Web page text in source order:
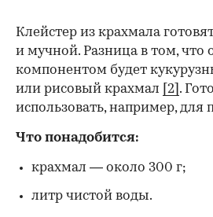
Клейстер из крахмала
и мучной. Разница в том, что
компонентом будет
или рисовый крахмал
[2] .
использовать, например, для
Что понадобится:
крахмал — около 300 г;
литр чистой воды.